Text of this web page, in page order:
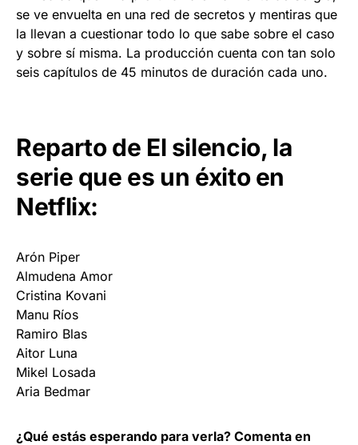
se ve envuelta en una red de secretos y mentiras que
la llevan a cuestionar todo lo que sabe sobre el caso
y sobre sí misma. La producción cuenta con tan solo
seis capítulos de 45 minutos de duración cada uno.
Reparto de El silencio, la
serie que es un éxito en
Netflix:
Arón Piper
Almudena Amor
Cristina Kovani
Manu Ríos
Ramiro Blas
Aitor Luna
Mikel Losada
Aria Bedmar
¿Qué estás esperando para verla? Comenta en